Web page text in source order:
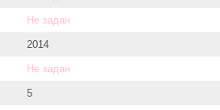
Не задан
2014
Не задан
5